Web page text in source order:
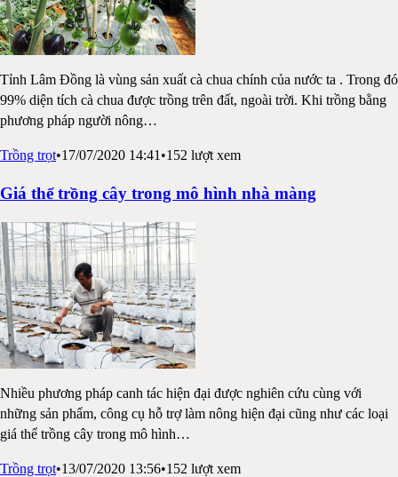
Tỉnh Lâm Đồng là vùng sản xuất cà chua chính của nước ta . Trong đó
99% diện tích cà chua được trồng trên đất, ngoài trời. Khi trồng bằng
phương pháp người nông…
Trồng trọt•17/07/2020 14:41 •152 lượt xem
Giá thể trồng cây trong mô hình nhà màng
Nhiều phương pháp canh tác hiện đại được nghiên cứu cùng với
những sản phẩm, công cụ hỗ trợ làm nông hiện đại cũng như các loại
giá thể trồng cây trong mô hình…
Trồng trọt•13/07/2020 13:56•152 lượt xem